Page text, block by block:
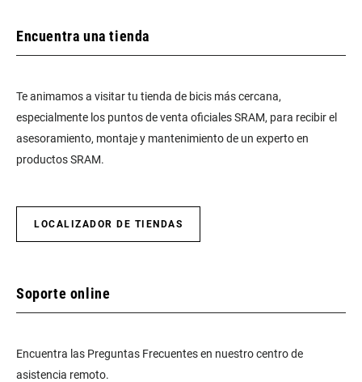
Encuentra una tienda
Te animamos a visitar tu tienda de bicis más cercana,
especialmente los puntos de venta oficiales SRAM, para recibir el
asesoramiento, montaje y mantenimiento de un experto en
productos SRAM.
LOCALIZADOR DE TIENDAS
Soporte online
Encuentra las Preguntas Frecuentes en nuestro centro de
asistencia remoto.